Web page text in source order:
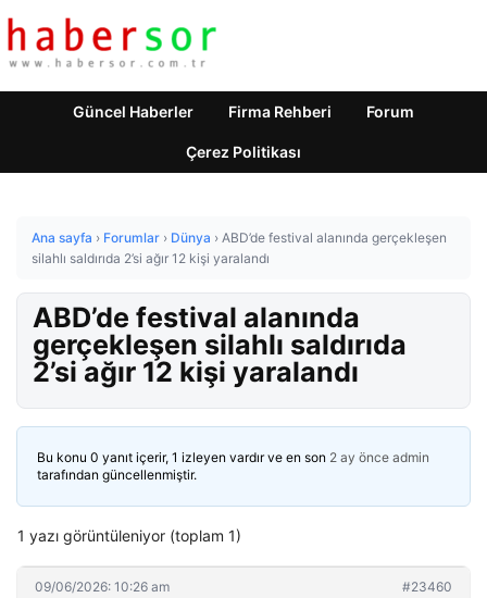
Güncel Haberler Firma Rehberi Forum
Çerez Politikası
Ana sayfa › Forumlar › Dünya › ABD’de festival alanında gerçekleşen
silahlı saldırıda 2’si ağır 12 kişi yaralandı
ABD’de festival alanında
gerçekleşen silahlı saldırıda
2’si ağır 12 kişi yaralandı
Bu konu 0 yanıt içerir, 1 izleyen vardır ve en son 2 ay önce admin
tarafından güncellenmiştir.
1 yazı görüntüleniyor (toplam 1)
09/06/2026: 10:26 am #23460